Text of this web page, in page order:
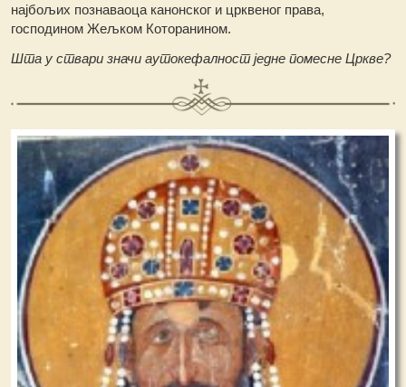
најбољих познаваоца канонског и црквеног права,
господином Жељком Которанином.
Шта у ствари значи аутокефалност једне помесне Цркве?